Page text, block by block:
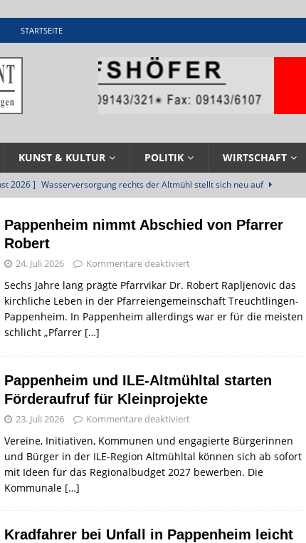
STARTSEITE
KUNST & KULTUR POLITIK WIRTSCHAFT
2026 ] Wasserversorgung rechts der Altmühl stellt sich neu auf
2026 ] Sommerabendmusik mit Pop und Musicalklängen in
KIRCHEN
2026 ] Stellenangebot beim Wasserzweckverband links der Altmühl
2026 ]
Feuerwehr Pappenheim im Einsatz bei Brand im Solnhofener
2026 ] Militärgeschichte paddelt in Pappenheim bis heute mit
2026 ]
Langen Nacht der Feuerwehr in Pappenheim
Pappenheim nimmt Abschied von Pfarrer
Robert
24. Juli 2026 Kommentare deaktiviert
Sechs Jahre lang prägte Pfarrvikar Dr. Robert Rapljenovic das
kirchliche Leben in der Pfarreiengemeinschaft Treuchtlingen-
Pappenheim. In Pappenheim allerdings war er für die meisten
schlicht „Pfarrer […]
Pappenheim und ILE-Altmühltal starten
Förderaufruf für Kleinprojekte
23. Juli 2026 Kommentare deaktiviert
Vereine, Initiativen, Kommunen und engagierte Bürgerinnen
und Bürger in der ILE-Region Altmühltal können sich ab sofort
mit Ideen für das Regionalbudget 2027 bewerben. Die
Kommunale […]
Kradfahrer bei Unfall in Pappenheim leicht